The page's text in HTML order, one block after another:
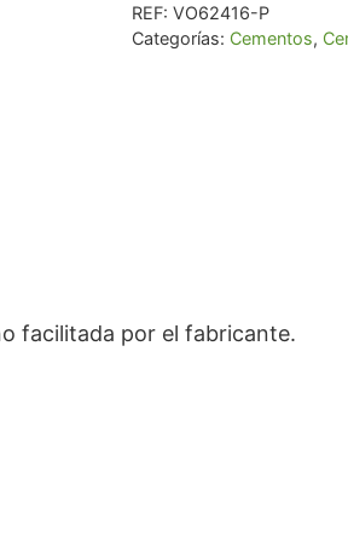
REF: VO62416-P
Categorías: Cementos,
facilitada por el fabricante.